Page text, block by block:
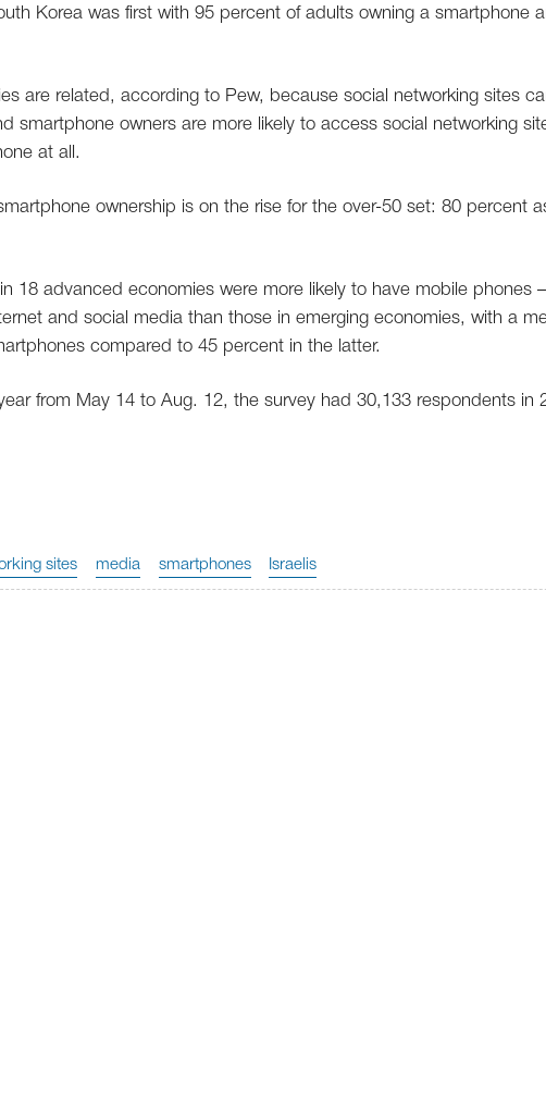
Korea was first with 95 percent of adults owning a smartphone
are related, according to Pew, because social networking sites
smartphone owners are more likely to access social networking
at all.
ownership is on the rise for the over-50 set: 80 percent
in 18 advanced economies were more likely to have mobile phones
and social media than those in emerging economies, with a
compared to 45 percent in the latter.
from May 14 to Aug. 12, the survey had 30,133 respondents in
sites media smartphones Israelis